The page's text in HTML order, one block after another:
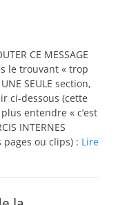
CE MESSAGE
le trouvant « trop
SEULE section,
ci-dessous (cette
entendre « c’est
INTERNES
pages ou clips) : Lire